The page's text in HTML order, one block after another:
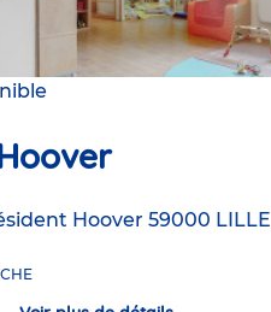
Hoover 59000 LILLE